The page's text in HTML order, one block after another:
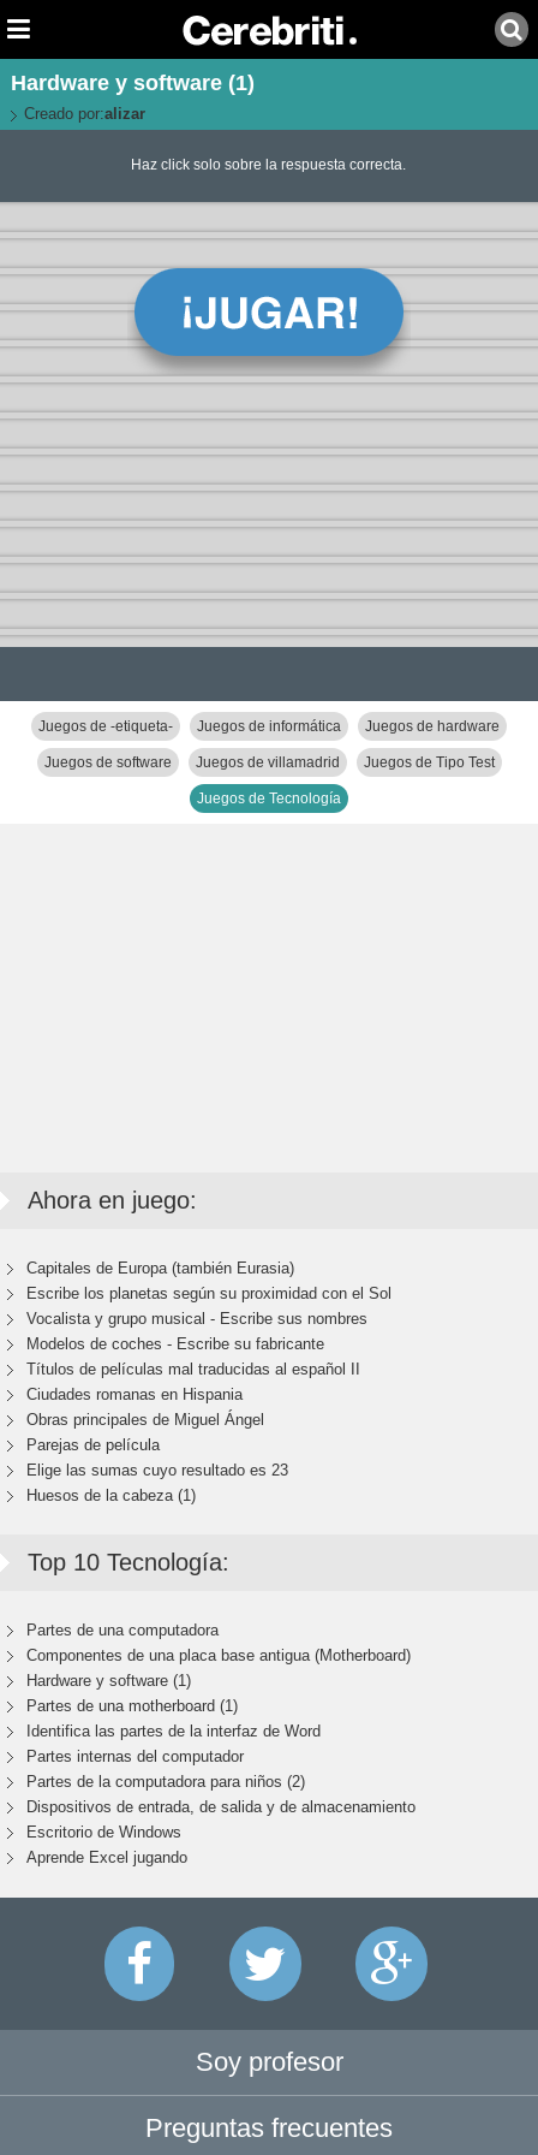
Hardware y software (1)
Creado por:alizar
Haz click solo sobre la respuesta correcta.
Juegos de -etiqueta- Juegos de informática Juegos de hardware
Juegos de software Juegos de villamadrid Juegos de Tipo Test
Juegos de Tecnología
Ahora en juego:
Capitales de Europa (también Eurasia)
Escribe los planetas según su proximidad con el Sol
Vocalista y grupo musical - Escribe sus nombres
Modelos de coches - Escribe su fabricante
Títulos de películas mal traducidas al español II
Ciudades romanas en Hispania
Obras principales de Miguel Ángel
Parejas de película
Elige las sumas cuyo resultado es 23
Huesos de la cabeza (1)
Top 10 Tecnología:
Partes de una computadora
Componentes de una placa base antigua (Motherboard)
Hardware y software (1)
Partes de una motherboard (1)
Identifica las partes de la interfaz de Word
Partes internas del computador
Partes de la computadora para niños (2)
Dispositivos de entrada, de salida y de almacenamiento
Escritorio de Windows
Aprende Excel jugando
Soy profesor
Preguntas frecuentes